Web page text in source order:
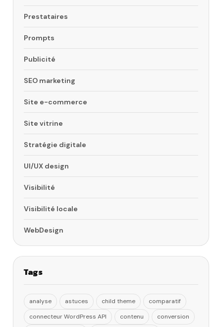
Prestataires
Prompts
Publicité
SEO marketing
Site e-commerce
Site vitrine
Stratégie digitale
UI/UX design
Visibilité
Visibilité locale
WebDesign
Tags
analyse astuces child theme
comparatif
connecteur WordPress API
contenu
conversion